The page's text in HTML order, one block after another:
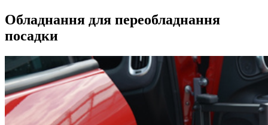
Обладнання для переобладнання
посадки